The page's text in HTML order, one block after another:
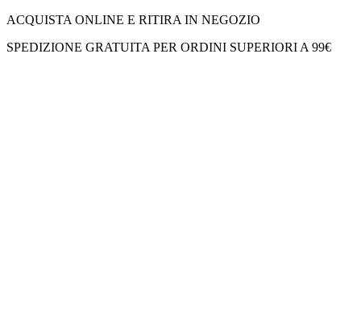
ACQUISTA ONLINE E RITIRA IN NEGOZIO
SPEDIZIONE GRATUITA PER ORDINI SUPERIORI A 99€